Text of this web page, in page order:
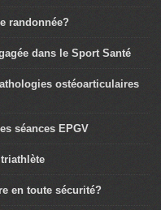
randonnée?
dans le Sport Santé
ostéoarticulaires
séances EPGV
en toute sécurité?